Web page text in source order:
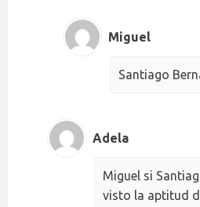
Miguel
Santiago
Adela
Miguel si
visto la aptitud